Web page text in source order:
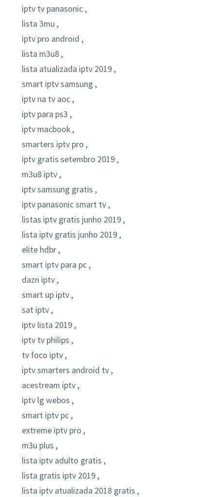
iptv tv panasonic ,
lista 3mu ,
iptv pro android ,
lista m3u8 ,
lista atualizada iptv 2019 ,
smart iptv samsung ,
iptv na tv aoc ,
iptv para ps3 ,
iptv macbook ,
smarters iptv pro ,
iptv gratis setembro 2019 ,
m3u8 iptv ,
iptv samsung gratis ,
iptv panasonic smart tv ,
listas iptv gratis junho 2019 ,
lista iptv gratis junho 2019 ,
elite hdbr ,
smart iptv para pc ,
dazn iptv ,
smart up iptv ,
sat iptv ,
iptv lista 2019 ,
iptv tv philips ,
tv foco iptv ,
iptv smarters android tv ,
acestream iptv ,
iptv lg webos ,
smart iptv pc ,
extreme iptv pro ,
m3u plus ,
lista iptv adulto gratis ,
lista gratis iptv 2019 ,
lista iptv atualizada 2018 gratis ,